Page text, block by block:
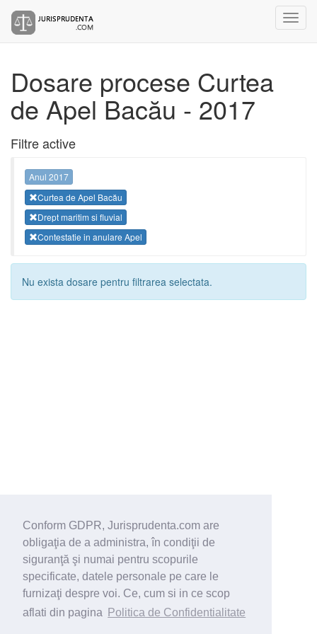
Conform GDPR, Jurisprudenta.com are
obligaţia de a administra, în condiţii de
siguranţă şi numai pentru scopurile
specificate, datele personale pe care le
furnizaţi despre voi. Ce, cum si in ce scop
aflati din pagina
Politica de Confidentialitate
Dosare procese Curtea
de Apel Bacău - 2017
Filtre active
Anul 2017
Curtea de Apel Bacău
Drept maritim si fluvial
Contestatie in anulare Apel
Nu exista dosare pentru filtrarea selectata.